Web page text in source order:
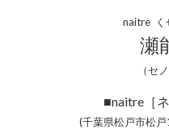
naitre く
瀬
（セ
■naitre［
(千葉県松戸市松